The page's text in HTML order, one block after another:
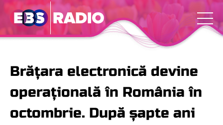
Brățara electronică devine
operațională în România în
octombrie. După șapte ani